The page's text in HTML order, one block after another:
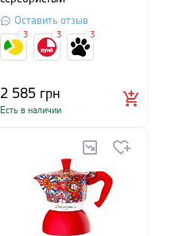
Оставить отзыв
2 585 грн
Есть в наличии
3 3 3